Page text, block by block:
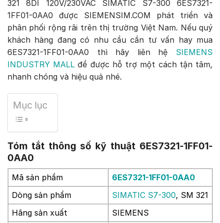
321 8DI 120V/230VAC SIMATIC S7-300 6ES7321-
1FF01-0AA0 được SIEMENSIM.COM phát triển và
phân phối rộng rãi trên thị trường Việt Nam. Nếu quý
khách hàng đang có nhu cầu cần tư vấn hay mua
6ES7321-1FF01-0AA0 thì hãy liên hệ SIEMENS
INDUSTRY MALL để được hỗ trợ một cách tận tâm,
nhanh chóng và hiệu quả nhé.
Mục lục
Tóm tắt thông số kỹ thuật 6ES7321-1FF01-
0AA0
Mã sản phẩm
6ES7321-1FF01-0AA0
Dòng sản phẩm
SIMATIC S7-300, SM 321
Hãng sản xuất
SIEMENS